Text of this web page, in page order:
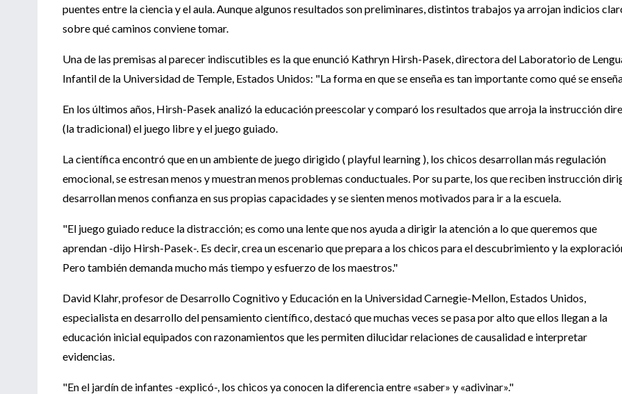
puentes entre la ciencia y el aula. Aunque algunos resultados son preliminares, distintos trabajos ya arrojan indicios
sobre qué caminos conviene tomar.
Una de las premisas al parecer indiscutibles es la que enunció Kathryn Hirsh-Pasek, directora del Laboratorio de
Infantil de la Universidad de Temple, Estados Unidos: "La forma en que se enseña es tan importante como qué se
En los últimos años, Hirsh-Pasek analizó la educación preescolar y comparó los resultados que arroja la instrucción
(la tradicional) el juego libre y el juego guiado.
La científica encontró que en un ambiente de juego dirigido ( playful learning ), los chicos desarrollan más regulación
emocional, se estresan menos y muestran menos problemas conductuales. Por su parte, los que reciben instrucción
desarrollan menos confianza en sus propias capacidades y se sienten menos motivados para ir a la escuela.
"El juego guiado reduce la distracción; es como una lente que nos ayuda a dirigir la atención a lo que queremos que
aprendan -dijo Hirsh-Pasek-. Es decir, crea un escenario que prepara a los chicos para el descubrimiento y la
Pero también demanda mucho más tiempo y esfuerzo de los maestros."
David Klahr, profesor de Desarrollo Cognitivo y Educación en la Universidad Carnegie-Mellon, Estados Unidos,
especialista en desarrollo del pensamiento científico, destacó que muchas veces se pasa por alto que ellos llegan a la
educación inicial equipados con razonamientos que les permiten dilucidar relaciones de causalidad e interpretar
evidencias.
"En el jardín de infantes -explicó-, los chicos ya conocen la diferencia entre «saber» y «adivinar»."